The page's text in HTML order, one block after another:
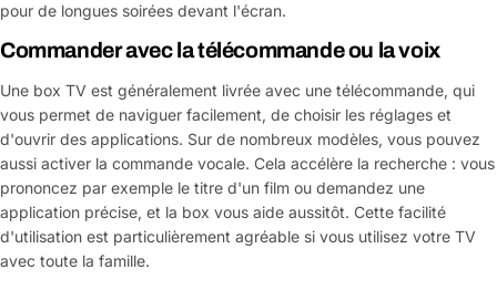
pour de longues soirées devant l'écran.
Commander avec la télécommande ou la voix
Une box TV est généralement livrée avec une télécommande, qui
vous permet de naviguer facilement, de choisir les réglages et
d'ouvrir des applications. Sur de nombreux modèles, vous pouvez
aussi activer la commande vocale. Cela accélère la recherche : vous
prononcez par exemple le titre d'un film ou demandez une
application précise, et la box vous aide aussitôt. Cette facilité
d'utilisation est particulièrement agréable si vous utilisez votre TV
avec toute la famille.